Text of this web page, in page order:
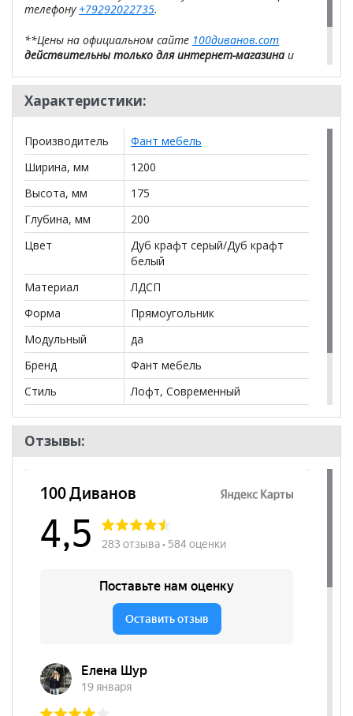
телефону +79292022735.
**Цены на официальном сайте 100диванов.com
действительны только для интернет-магазинаи
салонах сети!
Характеристики:
Производитель
Фант мебель
Ширина, мм
1200
Высота, мм
175
Глубина, мм
200
Цвет
Дуб крафт серый/Дуб крафт
белый
Материал
ЛДСП
Форма
Прямоугольник
Модульный
да
Бренд
Фант мебель
Стиль
Лофт, Современный
Комната
Спальня
Пол
Отзывы: